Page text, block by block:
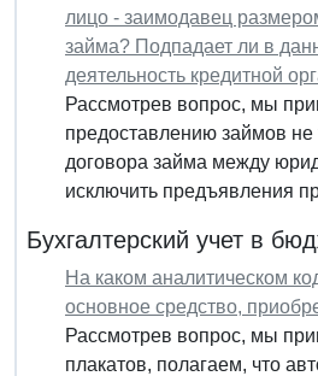
лицо - заимодавец
займа? Подпадает ли в
деятельность кредитной
Рассмотрев вопрос, мы
предоставлению займов
договора займа между
исключить предъявления
Бухгалтерский учет в
На каком аналитическом
основное средство,
Рассмотрев вопрос, мы
плакатов, полагаем, что